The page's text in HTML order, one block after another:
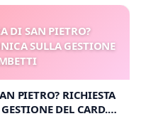
DI SAN PIETRO?
SULLA GESTIONE
PIETRO? RICHIESTA
DEL CARD.